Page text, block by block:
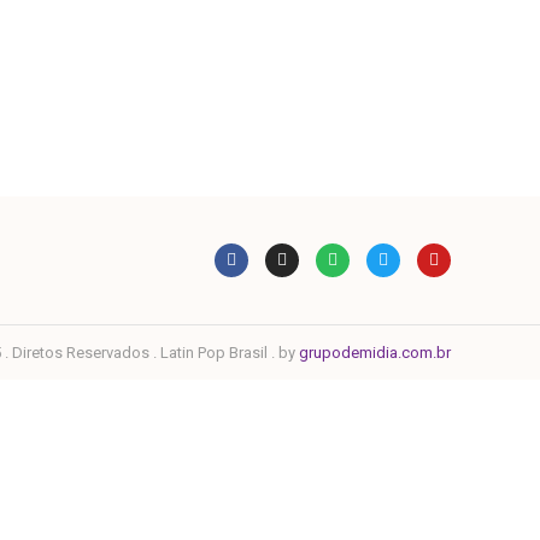
. Diretos Reservados . Latin Pop Brasil . by grupodemidia.com.br